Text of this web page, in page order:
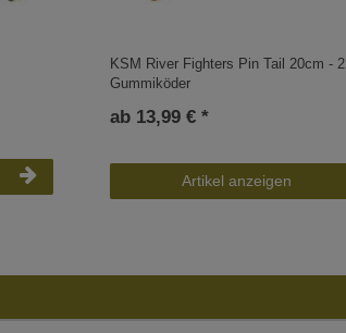
KSM River Fighters Pin Tail 20cm - 2
Gummiköder
ab 13,99 € *
Artikel anzeigen